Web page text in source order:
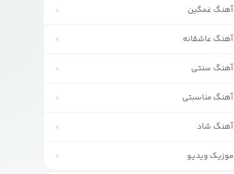
آهنگ غمگین
آهنگ عاشقانه
آهنگ سنتی
آهنگ مناسبتی
آهنگ شاد
موزیک ویدیو